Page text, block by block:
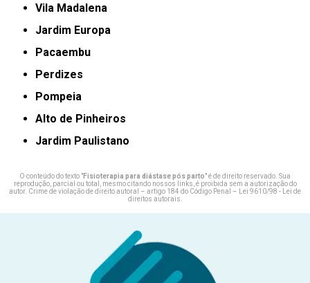
Vila Madalena
jardim Europa
Pacaembu
Perdizes
Pompeia
Alto de Pinheiros
Jardim Paulistano
O conteúdo do texto "Fisioterapia para diástase pós parto" é de direito reservado. Sua
reprodução, parcial ou total, mesmo citando nossos links, é proibida sem a autorização do
autor. Crime de violação de direito autoral – artigo 184 do Código Penal –
Lei 9610/98 - Lei de
direitos autorais